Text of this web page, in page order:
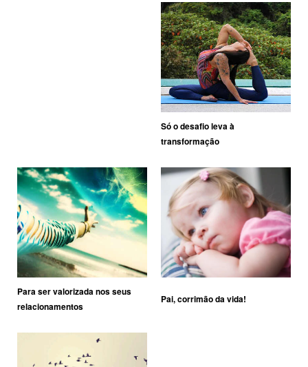
Só o desafio leva à
transformação
Para ser valorizada nos seus
relacionamentos
Pai, corrimão da vida!